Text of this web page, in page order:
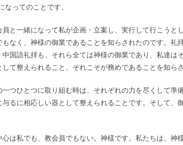
なってのことです。
と一緒になって私が企画・立案し、実行して行こうと
なく、神様の御業であることを知らされたのです。礼
国語礼拝も、それら全ては神様の御業であり、私達は
て整えられること、それこそが務めであることを知ら
つひとつに取り組む時は、それぞれの力を尽くして準
るに相応しい器として整えられることです。そして、
は私でも、教会員でもない。神様です。私たちは、神